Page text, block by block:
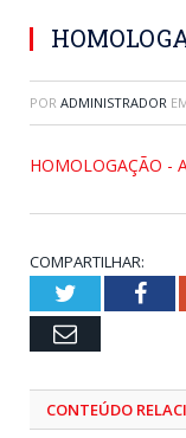
POR ADMINISTRADOR
HOMOLOGAÇÃO -
COMPARTILHAR:
Twitter
Email
CONTEÚDO